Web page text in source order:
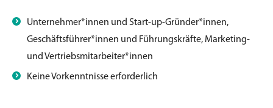
Unternehmer*innen und Start-up-Gründer*innen,
Geschäftsführer*innen und Führungskräfte, Marketing-
und Vertriebsmitarbeiter*innen
Keine Vorkenntnisse erforderlich